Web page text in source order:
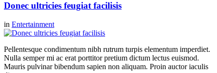
Donec ultricies feugiat facilisis
in Entertainment
Pellentesque condimentum nibh rutrum turpis elementum imperdiet.
Nulla semper mi ac erat porttitor pretium dictum lectus euismod.
Mauris pulvinar bibendum sapien non aliquam. Proin auctor iaculis